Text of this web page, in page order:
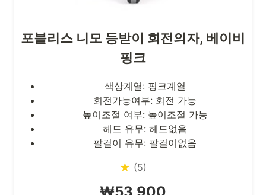
포블리스 니모 등받이 회전의자, 베이비
핑크
색상계열: 핑크계열
회전가능여부: 회전 가능
높이조절 여부: 높이조절 가능
헤드 유무: 헤드없음
팔걸이 유무: 팔걸이없음
★ (5)
₩53,900